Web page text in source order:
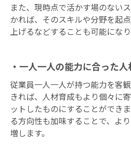
また、現時点で活かす場のない
かれば、そのスキルや分野を起
上げるなどすることも可能になり
・一人一人の能力に合った
従業員一人一人が持つ能力を客
きれば、人材育成もより個々に
ットしたものにすることができ
る方向性も加味することで、よ
増します。